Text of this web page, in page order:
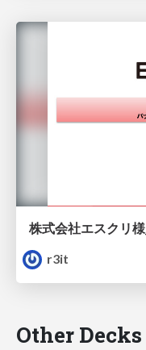
r3it
Other